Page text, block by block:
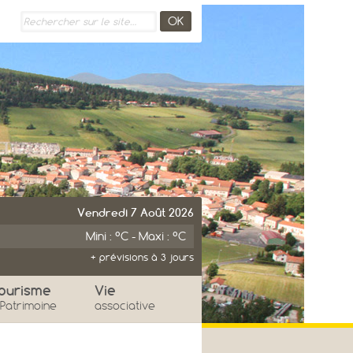
Vendredi 7 Août 2026
Mini : °C - Maxi : °C
+ prévisions à 3 jours
° ° °
Vie
associative